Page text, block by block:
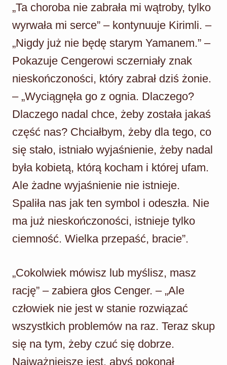
„Ta choroba nie zabrała mi wątroby, tylko
wyrwała mi serce” – kontynuuje Kirimli. –
„Nigdy już nie będę starym Yamanem.” –
Pokazuje Cengerowi sczerniały znak
nieskończoności, który zabrał dziś żonie.
– „Wyciągnęła go z ognia. Dlaczego?
Dlaczego nadal chce, żeby została jakaś
część nas? Chciałbym, żeby dla tego, co
się stało, istniało wyjaśnienie, żeby nadal
była kobietą, którą kocham i której ufam.
Ale żadne wyjaśnienie nie istnieje.
Spaliła nas jak ten symbol i odeszła. Nie
ma już nieskończoności, istnieje tylko
ciemność. Wielka przepaść, bracie”.
„Cokolwiek mówisz lub myślisz, masz
rację” – zabiera głos Cenger. – „Ale
człowiek nie jest w stanie rozwiązać
wszystkich problemów na raz. Teraz skup
się na tym, żeby czuć się dobrze.
Najważniejsze jest, abyś pokonał